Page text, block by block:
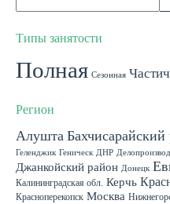
Типы занятости
Полная Сезонная
Регион
Алушта Бахчисарайский
Геленджик Геническ ДНР
Джанкойский район Донецк
Калининградская обл. Керчь
Красноперекопск Москва